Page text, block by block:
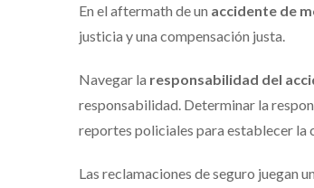
En el aftermath de un accidente de
justicia y una compensación justa.
Navegar la responsabilidad del
responsabilidad. Determinar la
reportes policiales para establecer la
Las reclamaciones de seguro juegan